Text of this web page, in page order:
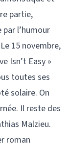
partie,
l’humour
15 novembre,
Isn’t Easy »
toutes ses
solaire. On
Il reste des
Malzieu.
roman